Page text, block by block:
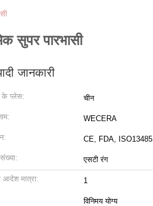
सुपर पारभासी
जानकारी
के प्लेस: चीन
WECERA
CE, FDA, ISO13485
एसटी रंग
आदेश मात्रा: 1
विनिमय योग्य